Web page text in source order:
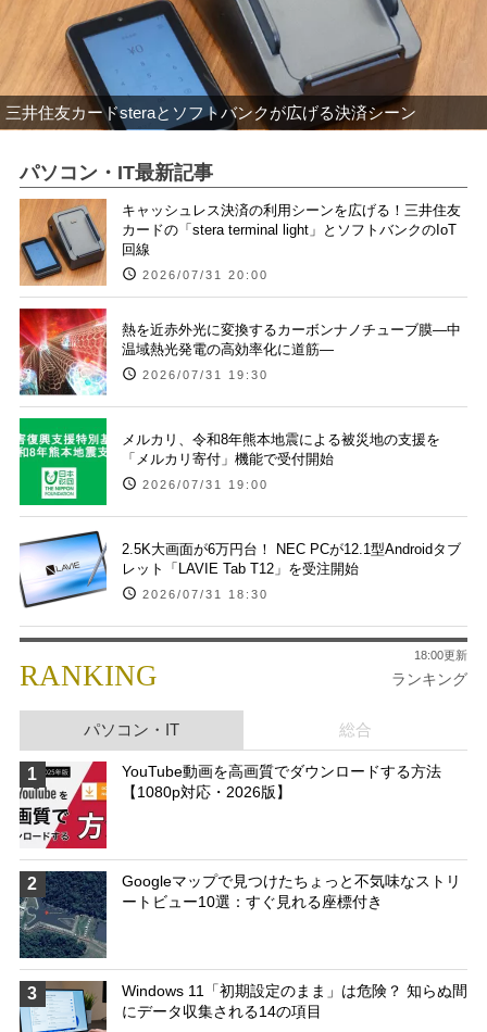
三井住友カードsteraとソフトバンクが広げる決済シーン
パソコン・IT最新記事
キャッシュレス決済の利用シーンを広げる！三井住友
カードの「stera terminal light」とソフトバンクのIoT
回線
2026/07/31 20:00
熱を近赤外光に変換するカーボンナノチューブ膜―中
温域熱光発電の高効率化に道筋―
2026/07/31 19:30
メルカリ、令和8年熊本地震による被災地の支援を
「メルカリ寄付」機能で受付開始
2026/07/31 19:00
2.5K大画面が6万円台！ NEC PCが12.1型Androidタブ
レット「LAVIE Tab T12」を受注開始
2026/07/31 18:30
RANKING ランキング
18:00更新
パソコン・IT 総合
1
YouTube動画を高画質でダウンロードする方法
【1080p対応・2026版】
2
Googleマップで見つけたちょっと不気味なストリ
ートビュー10選：すぐ見れる座標付き
3
Windows 11「初期設定のまま」は危険？ 知らぬ間
にデータ収集される14の項目